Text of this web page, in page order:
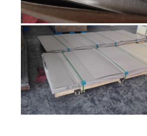
PRIVACY
POLICY